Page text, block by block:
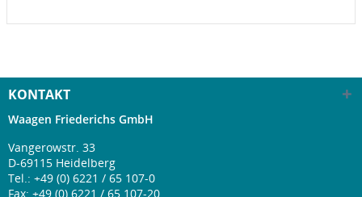
KONTAKT
Waagen Friederichs GmbH
Vangerowstr. 33
D-69115 Heidelberg
Tel.: +49 (0) 6221 / 65 107-0
Fax: +49 (0) 6221 / 65 107-20